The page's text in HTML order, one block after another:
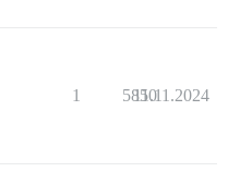
1 5850
11.11.2024